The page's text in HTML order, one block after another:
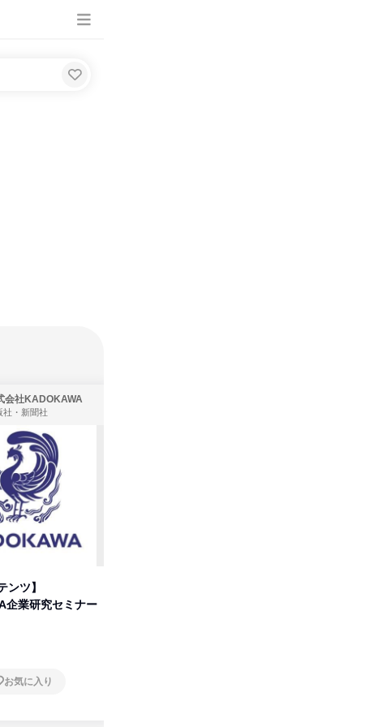
会社KADOKAWA
社・新聞社
ンツ】
企業研究セミナー
お気に入り